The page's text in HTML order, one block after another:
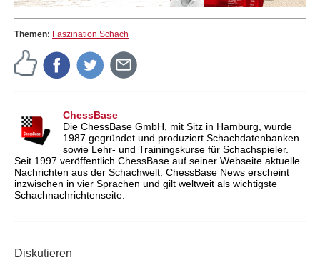
Themen: Faszination Schach
ChessBase
Die ChessBase GmbH, mit Sitz in Hamburg, wurde
1987 gegründet und produziert Schachdatenbanken
sowie Lehr- und Trainingskurse für Schachspieler.
Seit 1997 veröffentlich ChessBase auf seiner Webseite aktuelle
Nachrichten aus der Schachwelt. ChessBase News erscheint
inzwischen in vier Sprachen und gilt weltweit als wichtigste
Schachnachrichtenseite.
Diskutieren